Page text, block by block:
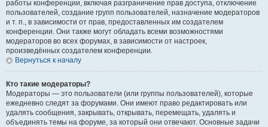
работы конференции, включая разграничение прав доступа, отключение
пользователей, создание групп пользователей, назначение модераторов
и т. п., в зависимости от прав, предоставленных им создателем
конференции. Они также могут обладать всеми возможностями
модераторов во всех форумах, в зависимости от настроек,
произведённых создателем конференции.
Вернуться к началу
Кто такие модераторы?
Модераторы — это пользователи (или группы пользователей), которые
ежедневно следят за форумами. Они имеют право редактировать или
удалять сообщения, закрывать, открывать, перемещать, удалять и
объединять темы на форуме, за который они отвечают. Основные задачи